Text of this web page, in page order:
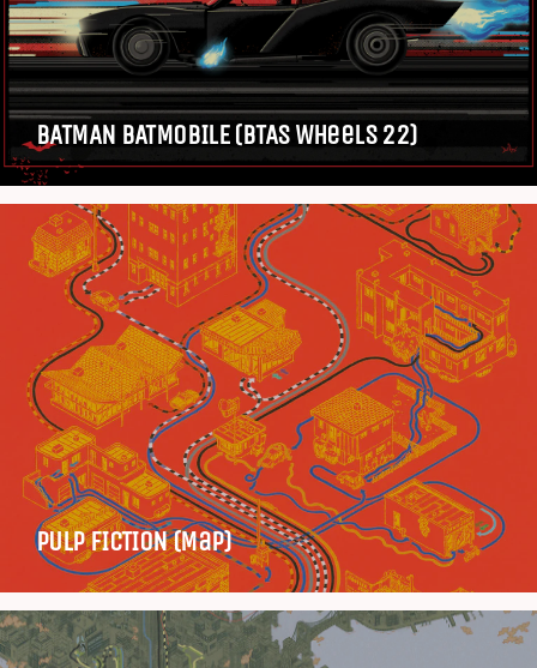
BATMAN BATMOBILE (BTAS Wheels 22)
PULP FICTION (Map)